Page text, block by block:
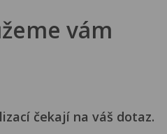
vám
čekají na váš dotaz.